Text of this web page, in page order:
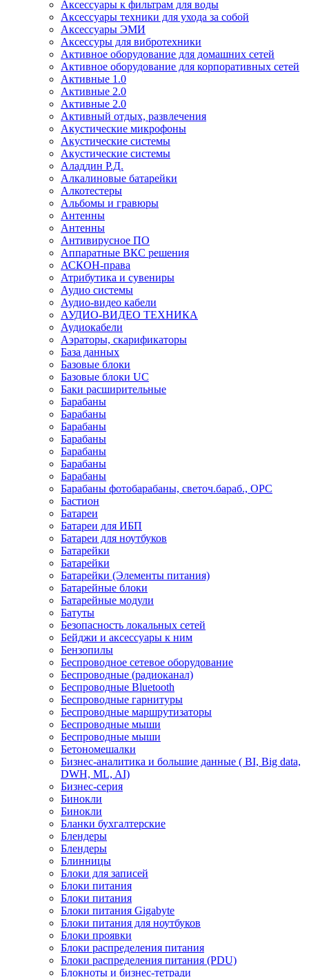
Аксессуары к фильтрам для воды
Аксессуары техники для ухода за собой
Аксессуары ЭМИ
Аксессуры для вибротехники
Активное оборудование для домашних сетей
Активное оборудование для корпоративных сетей
Активные 1.0
Активные 2.0
Активные 2.0
Активный отдых, развлечения
Акустические микрофоны
Акустические системы
Акустические системы
Аладдин Р.Д.
Алкалиновые батарейки
Алкотестеры
Альбомы и гравюры
Антенны
Антенны
Антивирусное ПО
Аппаратные ВКС решения
АСКОН-права
Атрибутика и сувениры
Аудио системы
Аудио-видео кабели
АУДИО-ВИДЕО ТЕХНИКА
Аудиокабели
Аэраторы, скарификаторы
База данных
Базовые блоки
Базовые блоки UC
Баки расширительные
Барабаны
Барабаны
Барабаны
Барабаны
Барабаны
Барабаны
Барабаны
Барабаны фотобарабаны, светоч.бараб., OPC
Бастион
Батареи
Батареи для ИБП
Батареи для ноутбуков
Батарейки
Батарейки
Батарейки (Элементы питания)
Батарейные блоки
Батарейные модули
Батуты
Безопасность локальных сетей
Бейджи и аксесcуары к ним
Бензопилы
Беспроводное сетевое оборудование
Беспроводные (радиоканал)
Беспроводные Bluetooth
Беспроводные гарнитуры
Беспроводные маршрутизаторы
Беспроводные мыши
Беспроводные мыши
Бетономешалки
Бизнес-аналитика и большие данные ( BI, Big data,
DWH, ML, AI)
Бизнес-серия
Бинокли
Бинокли
Бланки бухгалтерские
Блендеры
Блендеры
Блинницы
Блоки для записей
Блоки питания
Блоки питания
Блоки питания Gigabyte
Блоки питания для ноутбуков
Блоки проявки
Блоки распределения питания
Блоки распределения питания (PDU)
Блокноты и бизнес-тетради